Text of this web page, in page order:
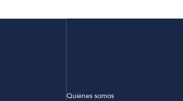
Quiénes somos